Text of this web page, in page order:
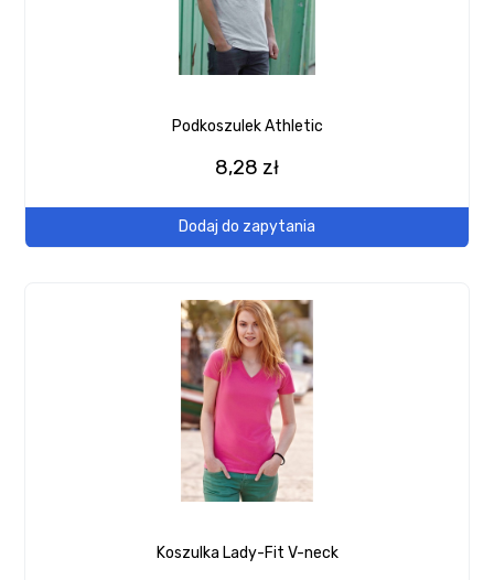
Podkoszulek Athletic
8,28 zł
Dodaj do zapytania
Koszulka Lady-Fit V-neck